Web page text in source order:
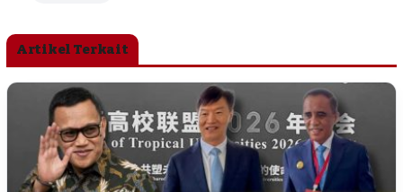
Artikel Terkait